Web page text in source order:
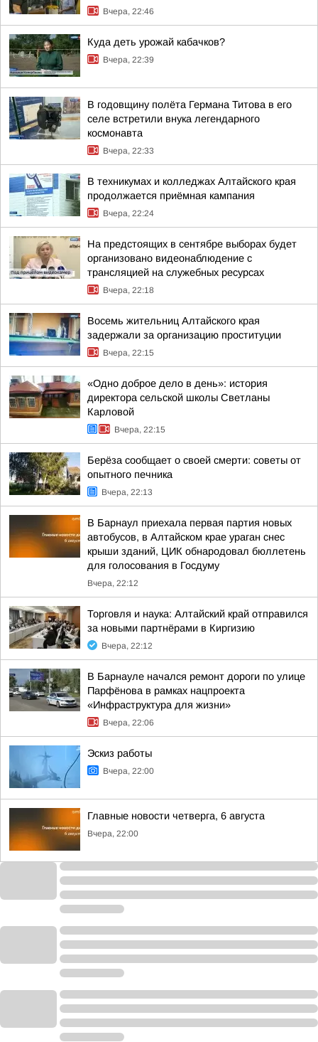
Вчера, 22:46
Куда деть урожай кабачков?
Вчера, 22:39
В годовщину полёта Германа Титова в его
селе встретили внука легендарного
космонавта
Вчера, 22:33
В техникумах и колледжах Алтайского края
продолжается приёмная кампания
Вчера, 22:24
На предстоящих в сентябре выборах будет
организовано видеонаблюдение с
трансляцией на служебных ресурсах
Вчера, 22:18
Восемь жительниц Алтайского края
задержали за организацию проституции
Вчера, 22:15
«Одно доброе дело в день»: история
директора сельской школы Светланы
Карловой
Вчера, 22:15
Берёза сообщает о своей смерти: советы от
опытного печника
Вчера, 22:13
В Барнаул приехала первая партия новых
автобусов, в Алтайском крае ураган снес
крыши зданий, ЦИК обнародовал бюллетень
для голосования в Госдуму
Вчера, 22:12
Торговля и наука: Алтайский край отправился
за новыми партнёрами в Киргизию
Вчера, 22:12
В Барнауле начался ремонт дороги по улице
Парфёнова в рамках нацпроекта
«Инфраструктура для жизни»
Вчера, 22:06
Эскиз работы
Вчера, 22:00
Главные новости четверга, 6 августа
Вчера, 22:00